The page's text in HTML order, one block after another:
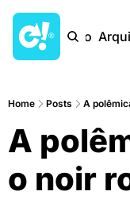
Início
Home Posts A
A
o noir